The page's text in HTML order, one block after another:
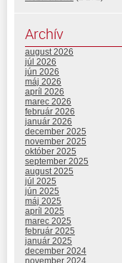
Archív
august 2026
júl 2026
jún 2026
máj 2026
apríl 2026
marec 2026
február 2026
január 2026
december 2025
november 2025
október 2025
september 2025
august 2025
júl 2025
jún 2025
máj 2025
apríl 2025
marec 2025
február 2025
január 2025
december 2024
november 2024